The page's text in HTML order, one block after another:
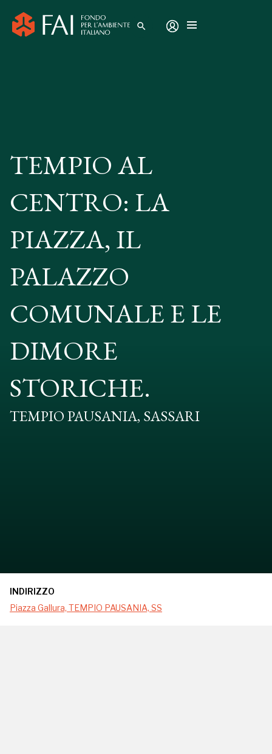
search
TEMPIO AL
CENTRO: LA
PIAZZA, IL
PALAZZO
COMUNALE E LE
DIMORE
STORICHE.
TEMPIO PAUSANIA, SASSARI
INDIRIZZO
Piazza Gallura, TEMPIO PAUSANIA, SS